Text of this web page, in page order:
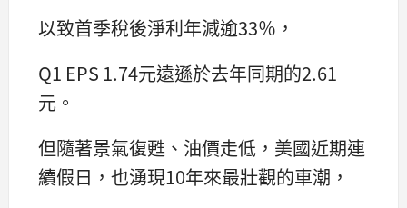
以致首季稅後淨利年減逾33％，
Q1 EPS 1.74元遠遜於去年同期的2.61
元。
但隨著景氣復甦、油價走低，美國近期連
續假日，也湧現10年來最壯觀的車潮，